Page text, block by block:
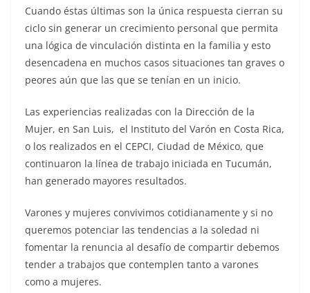
Cuando éstas últimas son la única respuesta cierran su
ciclo sin generar un crecimiento personal que permita
una lógica de vinculación distinta en la familia y esto
desencadena en muchos casos situaciones tan graves o
peores aún que las que se tenían en un inicio.
Las experiencias realizadas con la Dirección de la
Mujer, en San Luis, el Instituto del Varón en Costa Rica,
o los realizados en el CEPCI, Ciudad de México, que
continuaron la línea de trabajo iniciada en Tucumán,
han generado mayores resultados.
Varones y mujeres convivimos cotidianamente y si no
queremos potenciar las tendencias a la soledad ni
fomentar la renuncia al desafío de compartir debemos
tender a trabajos que contemplen tanto a varones
como a mujeres.